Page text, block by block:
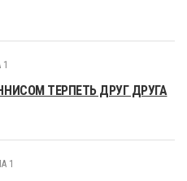
ТЕРПЕТЬ ДРУГ ДРУГА
1